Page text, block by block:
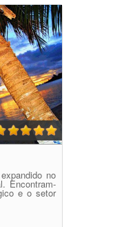
no
Encontram-
e o setor